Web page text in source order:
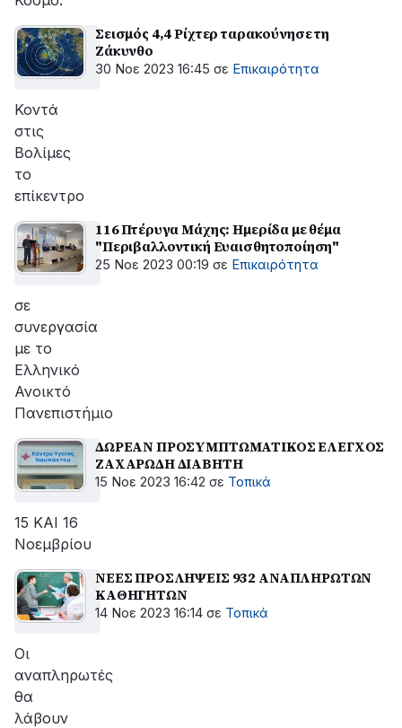
Σεισμός 4,4 Ρίχτερ ταρακούνησε τη
Ζάκυνθο
30 Νοε 2023 16:45 σε Επικαιρότητα
Κοντά
στις
Βολίμες
το
επίκεντρο
116 Πτέρυγα Μάχης: Ημερίδα με θέμα
"Περιβαλλοντική Ευαισθητοποίηση"
25 Νοε 2023 00:19 σε Επικαιρότητα
σε
συνεργασία
με το
Ελληνικό
Ανοικτό
Πανεπιστήμιο
ΔΩΡΕΑΝ ΠΡΟΣΥΜΠΤΩΜΑΤΙΚΟΣ ΕΛΕΓΧΟΣ
ΖΑΧΑΡΩΔΗ ΔΙΑΒΗΤΗ
15 Νοε 2023 16:42 σε Τοπικά
15 ΚΑΙ 16
Νοεμβρίου
ΝΕΕΣ ΠΡΟΣΛΗΨΕΙΣ 932 ΑΝΑΠΛΗΡΩΤΩΝ
ΚΑΘΗΓΗΤΩΝ
14 Νοε 2023 16:14 σε Τοπικά
Οι
αναπληρωτές
θα
λάβουν